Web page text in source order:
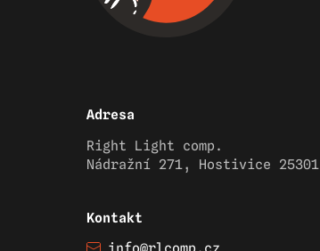
Adresa
Right Light comp.
Nádražní 271, Hostivice 25301
Kontakt